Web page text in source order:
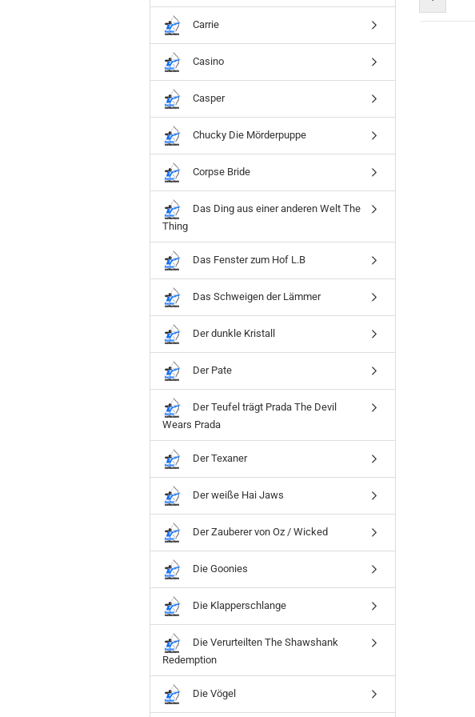
Icon
MARVEL
Movie
Music
Sports
STAR WARS
Television
Carrie
Casino
Casper
Chucky Die Mörderpuppe
Corpse Bride
Das Ding aus einer anderen Welt The
Thing
Das Fenster zum Hof L.B
Das Schweigen der Lämmer
Der dunkle Kristall
Der Pate
Der Teufel trägt Prada The Devil
Wears Prada
Der Texaner
Der weiße Hai Jaws
Der Zauberer von Oz / Wicked
Die Goonies
Die Klapperschlange
Die Verurteilten The Shawshank
Redemption
Die Vögel